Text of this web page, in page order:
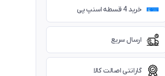
خرید 4 قسطه اسنپ پی
ارسال سریع
گارانتی اصالت کالا